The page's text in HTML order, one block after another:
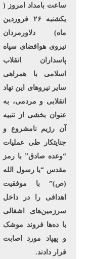
ساعت بامداد امروز (
یکشنبه ۲۶ فروردین
ماه) دلاورمردان
نیروی هوافضای سپاه
پاسداران انقلاب
اسلامی با همراهی
سایر نیروهای این نهاد
انقلابی و مردمی، به
عنوان بخشی از تنبیه
آن رژیم نامشروع و
جنایتکار طی عملیات
“وعده صادق” با رمز
مقدس “یا رسول الله
(ص)” با موفقیت
اهدافی را در داخل
سرزمین‌های اشغالی
با ده‌ها فروند موشک
و پهپاد مورد اصابت
قرار دادند.